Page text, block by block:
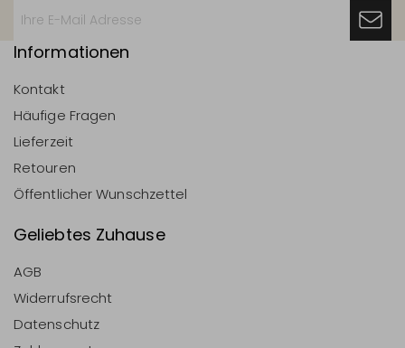
Informationen
Kontakt
Häufige Fragen
Lieferzeit
Retouren
Öffentlicher Wunschzettel
Geliebtes Zuhause
AGB
Widerrufsrecht
Datenschutz